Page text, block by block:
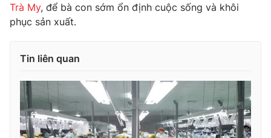
Cơ quan chủ quản:
Giấy phép hoạt động báo in và báo điện tử số 483/GP-BTTTT
cấp ngày 29/12/2023
Tổng Biên tập:Vũ Thanh Thủy
Phó Tổng Biên tập: Nguyễn Thị Mỹ Hạnh, Phạm Quốc Thắng,
Nguyễn Trọng Ninh
Tổng đài VTV:024.38 355 931 - 024.38 355 932
Trà My, để bà con sớm ổn định cuộc sống và khôi
phục sản xuất.
Tin liên quan